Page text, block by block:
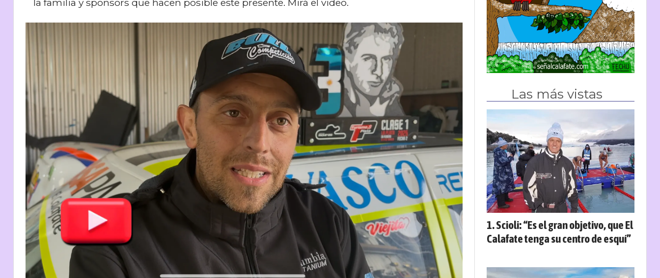
la familia y sponsors que hacen posible este presente. Mirá el video.
Las más vistas
Scioli: “Es el gran objetivo, que El
Calafate tenga su centro de esquí”